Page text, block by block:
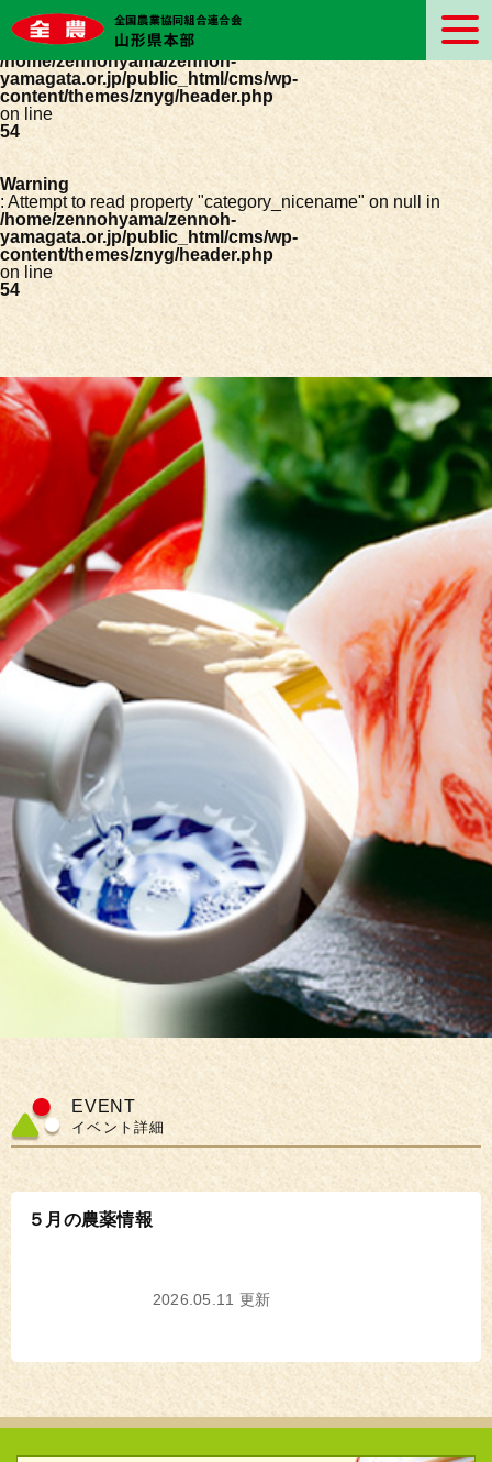
Warning
: Undefined array key 0 in
/home/zennohyama/zennoh-
yamagata.or.jp/public_html/cms/wp-
content/themes/znyg/header.php
on line
54
Warning
: Attempt to read property "category_nicename" on null in
/home/zennohyama/zennoh-
yamagata.or.jp/public_html/cms/wp-
content/themes/znyg/header.php
on line
54
EVENT
イベント詳細
５月の農薬情報
2026.05.11 更新